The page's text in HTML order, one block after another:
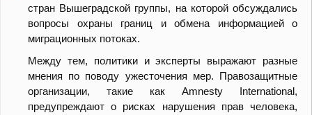
стран Вышеградской группы, на которой обсуждались
вопросы охраны границ и обмена информацией о
миграционных потоках.
Между тем, политики и эксперты выражают разные
мнения по поводу ужесточения мер. Правозащитные
организации, такие как Amnesty International,
предупреждают о рисках нарушения прав человека,